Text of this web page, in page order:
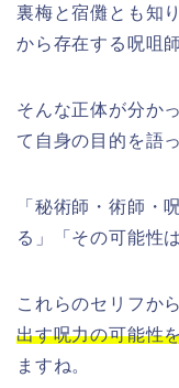
裏梅と宿儺とも知
から存在する呪咀
そんな正体が分か
て自身の目的を語
「秘術師・術師・
る」「その可能性
これらのセリフか
出す呪力の可能性
ますね。